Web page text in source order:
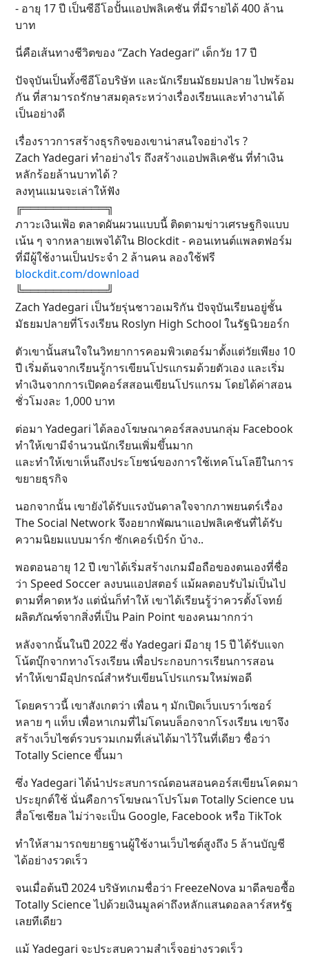
- อายุ 17 ปี เป็นซีอีโอปั้นแอปพลิเคชัน ที่มีรายได้ 400 ล้าน
บาท
นี่คือเส้นทางชีวิตของ “Zach Yadegari” เด็กวัย 17 ปี
ปัจจุบันเป็นทั้งซีอีโอบริษัท และนักเรียนมัธยมปลาย ไปพร้อม
กัน ที่สามารถรักษาสมดุลระหว่างเรื่องเรียนและทำงานได้
เป็นอย่างดี
เรื่องราวการสร้างธุรกิจของเขาน่าสนใจอย่างไร ?
Zach Yadegari ทำอย่างไร ถึงสร้างแอปพลิเคชัน ที่ทำเงิน
หลักร้อยล้านบาทได้ ?
ลงทุนแมนจะเล่าให้ฟัง
╔═══════════╗
ภาวะเงินเฟ้อ ตลาดผันผวนแบบนี้ ติดตามข่าวเศรษฐกิจแบบ
เน้น ๆ จากหลายเพจได้ใน Blockdit - คอนเทนต์แพลตฟอร์ม
ที่มีผู้ใช้งานเป็นประจำ 2 ล้านคน ลองใช้ฟรี
blockdit.com/download
╚═══════════╝
Zach Yadegari เป็นวัยรุ่นชาวอเมริกัน ปัจจุบันเรียนอยู่ชั้น
มัธยมปลายที่โรงเรียน Roslyn High School ในรัฐนิวยอร์ก
ตัวเขานั้นสนใจในวิทยาการคอมพิวเตอร์มาตั้งแต่วัยเพียง 10
ปี เริ่มต้นจากเรียนรู้การเขียนโปรแกรมด้วยตัวเอง และเริ่ม
ทำเงินจากการเปิดคอร์สสอนเขียนโปรแกรม โดยได้ค่าสอน
ชั่วโมงละ 1,000 บาท
ต่อมา Yadegari ได้ลองโฆษณาคอร์สลงบนกลุ่ม Facebook
ทำให้เขามีจำนวนนักเรียนเพิ่มขึ้นมาก
และทำให้เขาเห็นถึงประโยชน์ของการใช้เทคโนโลยีในการ
ขยายธุรกิจ
นอกจากนั้น เขายังได้รับแรงบันดาลใจจากภาพยนตร์เรื่อง
The Social Network จึงอยากพัฒนาแอปพลิเคชันที่ได้รับ
ความนิยมแบบมาร์ก ซักเคอร์เบิร์ก บ้าง..
พอตอนอายุ 12 ปี เขาได้เริ่มสร้างเกมมือถือของตนเองที่ชื่อ
ว่า Speed Soccer ลงบนแอปสตอร์ แม้ผลตอบรับไม่เป็นไป
ตามที่คาดหวัง แต่นั่นก็ทำให้ เขาได้เรียนรู้ว่าควรตั้งโจทย์
ผลิตภัณฑ์จากสิ่งที่เป็น Pain Point ของคนมากกว่า
หลังจากนั้นในปี 2022 ซึ่ง Yadegari มีอายุ 15 ปี ได้รับแจก
โน้ตบุ๊กจากทางโรงเรียน เพื่อประกอบการเรียนการสอน
ทำให้เขามีอุปกรณ์สำหรับเขียนโปรแกรมใหม่พอดี
โดยคราวนี้ เขาสังเกตว่า เพื่อน ๆ มักเปิดเว็บเบราว์เซอร์
หลาย ๆ แท็บ เพื่อหาเกมที่ไม่โดนบล็อกจากโรงเรียน เขาจึง
สร้างเว็บไซต์รวบรวมเกมที่เล่นได้มาไว้ในที่เดียว ชื่อว่า
Totally Science ขึ้นมา
ซึ่ง Yadegari ได้นำประสบการณ์ตอนสอนคอร์สเขียนโคดมา
ประยุกต์ใช้ นั่นคือการโฆษณาโปรโมต Totally Science บน
สื่อโซเชียล ไม่ว่าจะเป็น Google, Facebook หรือ TikTok
ทำให้สามารถขยายฐานผู้ใช้งานเว็บไซต์สูงถึง 5 ล้านบัญชี
ได้อย่างรวดเร็ว
จนเมื่อต้นปี 2024 บริษัทเกมชื่อว่า FreezeNova มาดีลขอซื้อ
Totally Science ไปด้วยเงินมูลค่าถึงหลักแสนดอลลาร์สหรัฐ
เลยทีเดียว
แม้ Yadegari จะประสบความสำเร็จอย่างรวดเร็ว